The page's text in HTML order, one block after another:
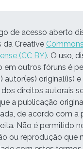
de acesso aberto
da Creative Commons
(CC BY). O uso,
em outros fóruns é
autor(es) original(is) e
direitos autorais
a publicação
de acordo com a
Não é permitido
ou reprodução que